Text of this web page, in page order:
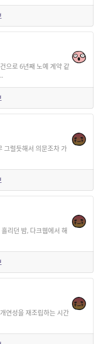
으로 6년째 노예 계약 같
그럴듯해서 의문조차 가
리던 밤, 다크웹에서 해
연성을 재조립하는 시간